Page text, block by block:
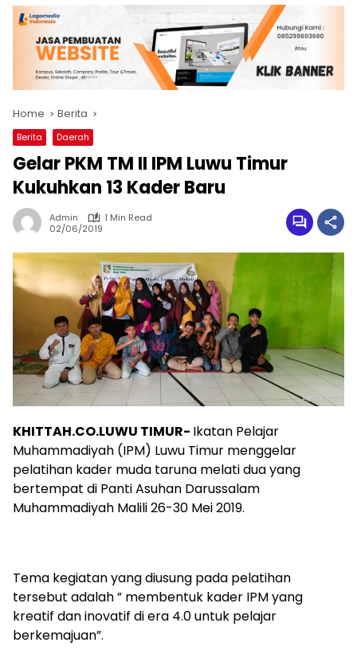
Home Berita
Berita Daerah
Gelar PKM TM II IPM Luwu Timur
Kukuhkan 13 Kader Baru
Admin
1 Min Read
02/06/2019
KHITTAH.CO.LUWU TIMUR- Ikatan Pelajar
Muhammadiyah (IPM) Luwu Timur menggelar
pelatihan kader muda taruna melati dua yang
bertempat di Panti Asuhan Darussalam
Muhammadiyah Malili 26-30 Mei 2019.
Tema kegiatan yang diusung pada pelatihan
tersebut adalah ” membentuk kader IPM yang
kreatif dan inovatif di era 4.0 untuk pelajar
berkemajuan”.